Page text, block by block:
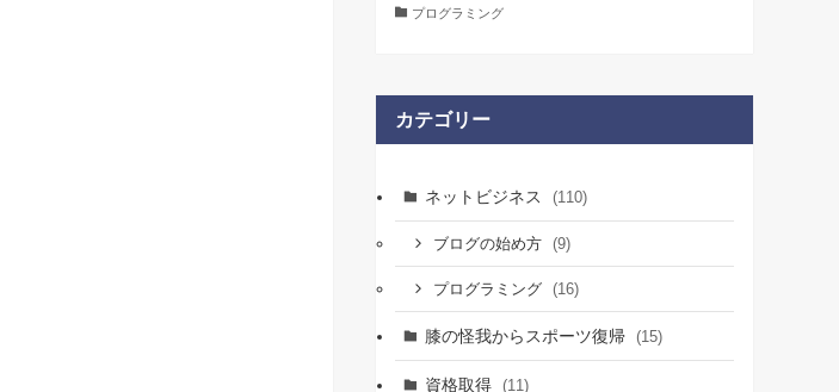
プログラミング
カテゴリー
ネットビジネス (110)
ブログの始め方 (9)
プログラミング (16)
膝の怪我からスポーツ復帰 (15)
資格取得 (11)